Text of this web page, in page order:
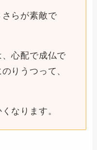
さらが素敵で
心配で成仏で
りうつって、
なります。